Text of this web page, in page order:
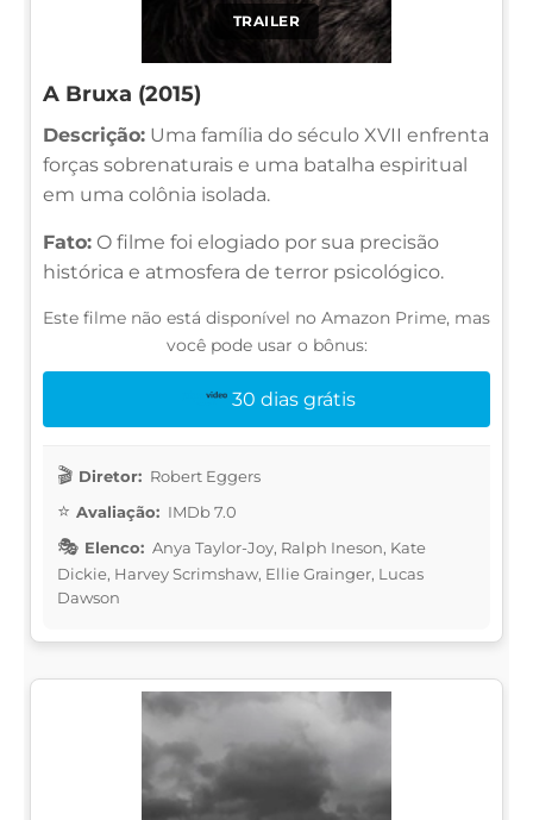
TRAILER
A Bruxa (2015)
Descrição: Uma família do século XVII enfrenta
forças sobrenaturais e uma batalha espiritual
em uma colônia isolada.
Fato: O filme foi elogiado por sua precisão
histórica e atmosfera de terror psicológico.
Este filme não está disponível no Amazon Prime, mas
você pode usar o bônus:
30 dias grátis
Diretor: Robert Eggers
Avaliação: IMDb 7.0
Elenco: Anya Taylor-Joy, Ralph Ineson, Kate
Dickie, Harvey Scrimshaw, Ellie Grainger, Lucas
Dawson